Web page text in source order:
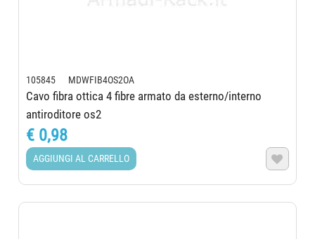
105845 MDWFIB4OS2OA
Cavo fibra ottica 4 fibre armato da esterno/interno
antiroditore os2
€ 0,98
AGGIUNGI AL CARRELLO 